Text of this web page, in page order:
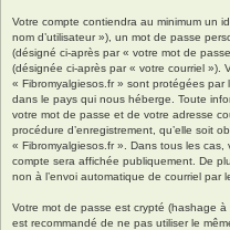
Votre compte contiendra au minimum un
nom d’utilisateur »), un mot de passe
(désigné ci-après par « votre mot de
(désignée ci-après par « votre courriel »).
« Fibromyalgiesos.fr » sont protégées
dans le pays qui nous héberge. Toute
votre mot de passe et de votre adresse
procédure d’enregistrement, qu’elle soit
« Fibromyalgiesos.fr ». Dans tous les
compte sera affichée publiquement. De
non à l’envoi automatique de courriel par
Votre mot de passe est crypté (hashage
est recommandé de ne pas utiliser le